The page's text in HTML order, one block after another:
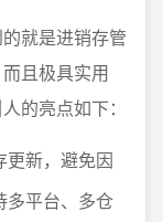
就是进销存管
且极具实用
的亮点如下：
更新，避免因
多平台、多仓